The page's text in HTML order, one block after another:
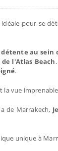
pour se
au sein
l'Atlas Beach
.
vue
de Marrakech,
unique à